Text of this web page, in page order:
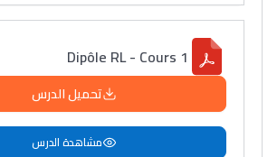
Dipôle RL - Cours 1
تحميل الدرس
مشاهدة الدرس